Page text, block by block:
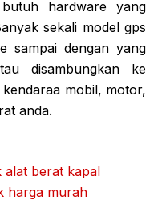
hardware yang
sekali model gps
sampai dengan yang
disambungkan ke
mobil, motor,
anda.
alat berat kapal
harga murah